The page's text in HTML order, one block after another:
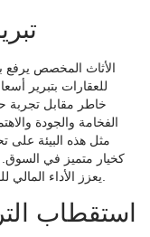
الأثاث المخصص يرفع
للعقارات بتبرير
خاطر مقابل تجربة
الفخامة والجودة
مثل هذه البيئة
كخيار متميز في السوق.
استقطاب